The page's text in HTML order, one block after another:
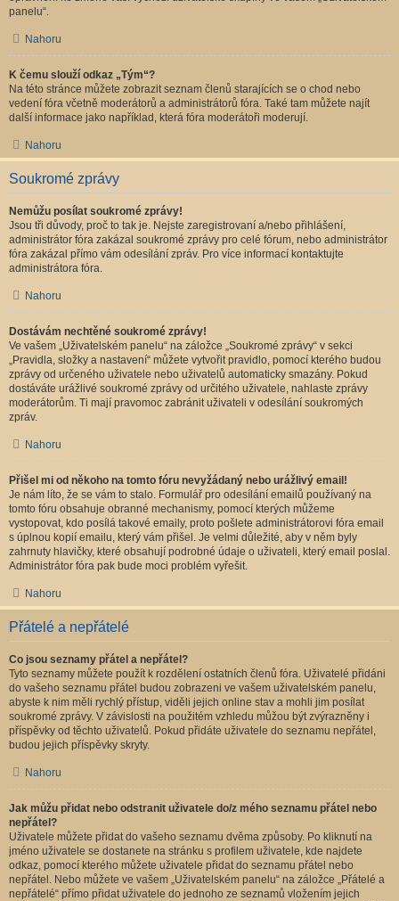
panelu“.
Nahoru
K čemu slouží odkaz „Tým“?
Na této stránce můžete zobrazit seznam členů starajících se o chod nebo
vedení fóra včetně moderátorů a administrátorů fóra. Také tam můžete najít
další informace jako například, která fóra moderátoři moderují.
Nahoru
Soukromé zprávy
Nemůžu posílat soukromé zprávy!
Jsou tři důvody, proč to tak je. Nejste zaregistrovaní a/nebo přihlášení,
administrátor fóra zakázal soukromé zprávy pro celé fórum, nebo administrátor
fóra zakázal přímo vám odesílání zpráv. Pro více informací kontaktujte
administrátora fóra.
Nahoru
Dostávám nechtěné soukromé zprávy!
Ve vašem „Uživatelském panelu“ na záložce „Soukromé zprávy“ v sekci
„Pravidla, složky a nastavení“ můžete vytvořit pravidlo, pomocí kterého budou
zprávy od určeného uživatele nebo uživatelů automaticky smazány. Pokud
dostáváte urážlivé soukromé zprávy od určitého uživatele, nahlaste zprávy
moderátorům. Ti mají pravomoc zabránit uživateli v odesílání soukromých
zpráv.
Nahoru
Přišel mi od někoho na tomto fóru nevyžádaný nebo urážlivý email!
Je nám líto, že se vám to stalo. Formulář pro odesílání emailů používaný na
tomto fóru obsahuje obranné mechanismy, pomocí kterých můžeme
vystopovat, kdo posílá takové emaily, proto pošlete administrátorovi fóra email
s úplnou kopií emailu, který vám přišel. Je velmi důležité, aby v něm byly
zahrnuty hlavičky, které obsahují podrobné údaje o uživateli, který email poslal.
Administrátor fóra pak bude moci problém vyřešit.
Nahoru
Přátelé a nepřátelé
Co jsou seznamy přátel a nepřátel?
Tyto seznamy můžete použít k rozdělení ostatních členů fóra. Uživatelé přidáni
do vašeho seznamu přátel budou zobrazeni ve vašem uživatelském panelu,
abyste k nim měli rychlý přístup, viděli jejich online stav a mohli jim posílat
soukromé zprávy. V závislosti na použitém vzhledu můžou být zvýrazněny i
příspěvky od těchto uživatelů. Pokud přidáte uživatele do seznamu nepřátel,
budou jejich příspěvky skryty.
Nahoru
Jak můžu přidat nebo odstranit uživatele do/z mého seznamu přátel nebo
nepřátel?
Uživatele můžete přidat do vašeho seznamu dvěma způsoby. Po kliknutí na
jméno uživatele se dostanete na stránku s profilem uživatele, kde najdete
odkaz, pomocí kterého můžete uživatele přidat do seznamu přátel nebo
nepřátel. Nebo můžete ve vašem „Uživatelském panelu“ na záložce „Přátelé a
nepřátelé“ přímo přidat uživatele do jednoho ze seznamů vložením jejich